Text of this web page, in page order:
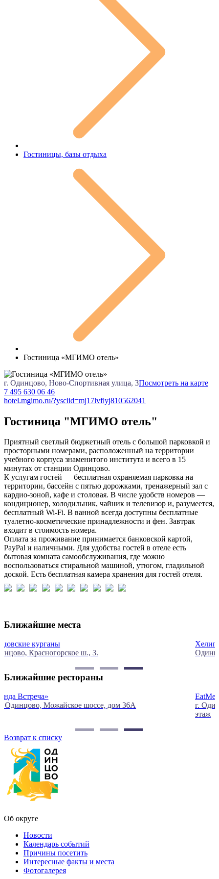
Гостиницы, базы отдыха
Гостиница «МГИМО отель»
г. Одинцово, Ново-Спортивная улица, 3Посмотреть на карте
7 495 630 06 46
hotel.mgimo.ru/?ysclid=mj17lvflyj810562041
Гостиница "МГИМО отель"
Приятный светлый бюджетный отель с большой парковкой и
просторными номерами, расположенный на территории
учебного корпуса знаменитого института и всего в 15
минутах от станции Одинцово.
К услугам гостей — бесплатная охраняемая парковка на
территории, бассейн с пятью дорожками, тренажерный зал с
кардио-зоной, кафе и столовая. В числе удобств номеров —
кондиционер, холодильник, чайник и телевизор и, разумеется,
бесплатный Wi-Fi. В ванной всегда доступны бесплатные
туалетно-косметические принадлежности и фен. Завтрак
входит в стоимость номера.
Оплата за проживание принимается банковской картой,
PayPal и наличными. Для удобства гостей в отеле есть
бытовая комната самообслуживания, где можно
воспользоваться стиральной машиной, утюгом, гладильной
доской. Есть бесплатная камера хранения для гостей отеля.
Ближайшие места
Хелипарк «Подушкино»
Одинцовский г.о., Подушкинское ш., 17А.
Ближайшие рестораны
EatMeat
г. Одинцово, ул. Маршала Неделина, д.6А, ТЦ «О`Парк», 1
Возврат к списку
Об округе
Новости
Календарь событий
Причины посетить
Интересные факты и места
Фотогалерея